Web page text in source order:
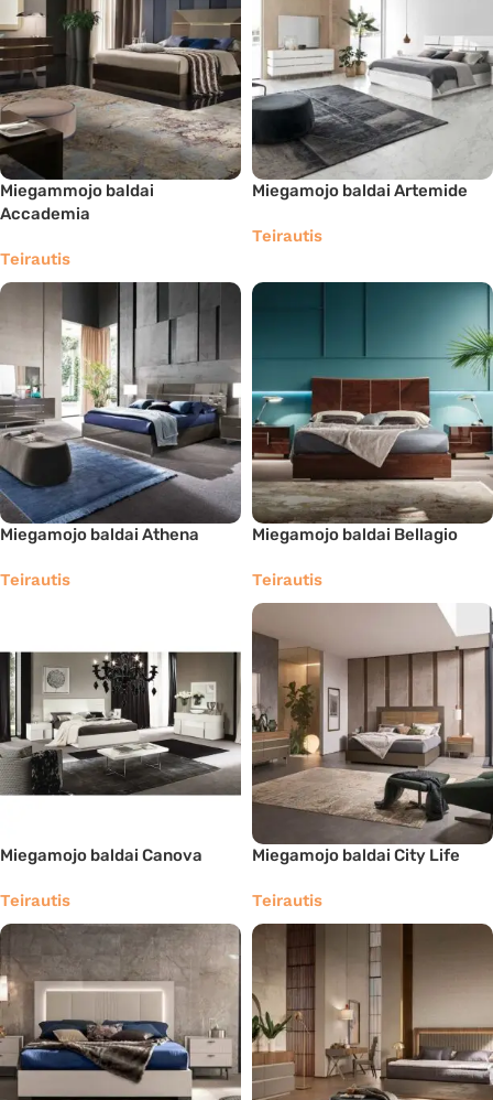
Miegammojo baldai
Accademia
Teirautis
Miegamojo baldai Artemide
Teirautis
Miegamojo baldai Athena
Teirautis
Miegamojo baldai Bellagio
Teirautis
Miegamojo baldai Canova
Teirautis
Miegamojo baldai City Life
Teirautis